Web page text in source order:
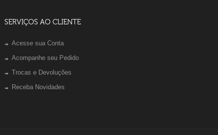
SERVIÇOS AO CLIENTE
Acesse sua Conta
Acompanhe seu Pedido
Trocas e Devoluções
Receba Novidades